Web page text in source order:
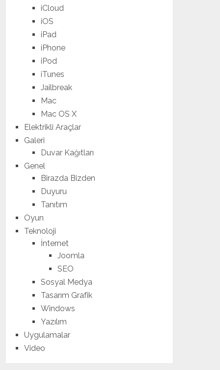
iCloud
iOS
iPad
iPhone
iPod
iTunes
Jailbreak
Mac
Mac OS X
Elektrikli Araçlar
Galeri
Duvar Kağıtları
Genel
Birazda Bizden
Duyuru
Tanıtım
Oyun
Teknoloji
İnternet
Joomla
SEO
Sosyal Medya
Tasarım Grafik
Windows
Yazılım
Uygulamalar
Video